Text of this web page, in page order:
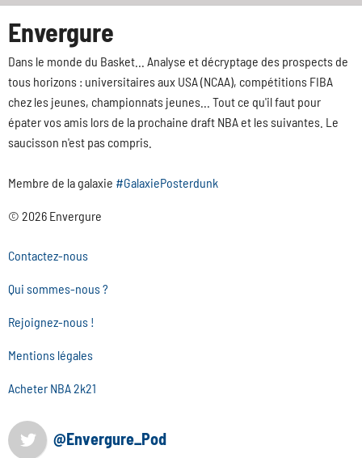
Envergure
Dans le monde du Basket... Analyse et décryptage des prospects de
tous horizons : universitaires aux USA (NCAA), compétitions FIBA
chez les jeunes, championnats jeunes... Tout ce qu'il faut pour
épater vos amis lors de la prochaine draft NBA et les suivantes. Le
saucisson n'est pas compris.
Membre de la galaxie #GalaxiePosterdunk
© 2026 Envergure
Contactez-nous
Qui sommes-nous ?
Rejoignez-nous !
Mentions légales
Acheter NBA 2k21
@Envergure_Pod